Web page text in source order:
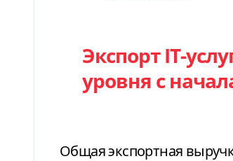
Экспорт IT-
уровня с
Общая экспортная